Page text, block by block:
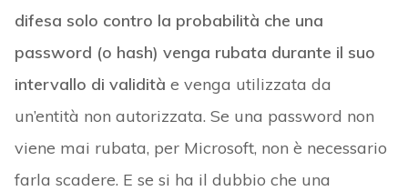
difesa solo contro la probabilità che una
password (o hash) venga rubata durante il suo
intervallo di validità e venga utilizzata da
un’entità non autorizzata. Se una password non
viene mai rubata, per Microsoft, non è necessario
farla scadere. E se si ha il dubbio che una